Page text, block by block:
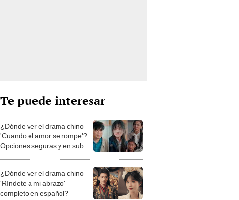
Te puede interesar
¿Dónde ver el drama chino
'Cuando el amor se rompe'?
Opciones seguras y en sub
¿Dónde ver el drama chino
'Ríndete a mi abrazo'
completo en español?